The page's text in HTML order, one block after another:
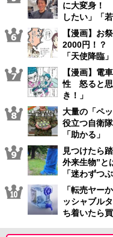
に大変身！
したい」「
【漫画】お
2000円！？
「天使降臨」
【漫画】電
性 怒ると思
き！」
大量の「ペ
役立つ自衛
「助かる」
見つけたら
外来生物”と
「迷わずつぶ
「転売ヤー
ッシャブル
ち着いたら買